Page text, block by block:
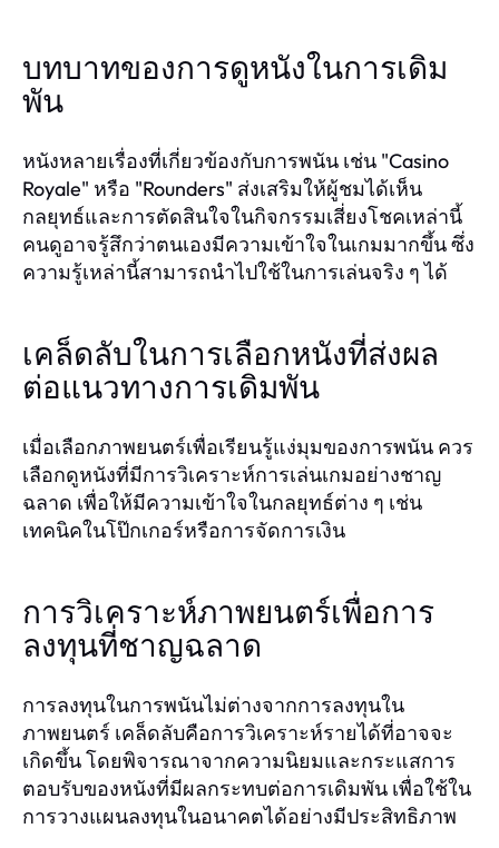
บทบาทของการดูหนังในการเดิม
พัน
หนังหลายเรื่องที่เกี่ยวข้องกับการพนัน เช่น "Casino
Royale" หรือ "Rounders" ส่งเสริมให้ผู้ชมได้เห็น
กลยุทธ์และการตัดสินใจในกิจกรรมเสี่ยงโชคเหล่านี้
คนดูอาจรู้สึกว่าตนเองมีความเข้าใจในเกมมากขึ้น ซึ่ง
ความรู้เหล่านี้สามารถนำไปใช้ในการเล่นจริง ๆ ได้
เคล็ดลับในการเลือกหนังที่ส่งผล
ต่อแนวทางการเดิมพัน
เมื่อเลือกภาพยนตร์เพื่อเรียนรู้แง่มุมของการพนัน ควร
เลือกดูหนังที่มีการวิเคราะห์การเล่นเกมอย่างชาญ
ฉลาด เพื่อให้มีความเข้าใจในกลยุทธ์ต่าง ๆ เช่น
เทคนิคในโป๊กเกอร์หรือการจัดการเงิน
การวิเคราะห์ภาพยนตร์เพื่อการ
ลงทุนที่ชาญฉลาด
การลงทุนในการพนันไม่ต่างจากการลงทุนใน
ภาพยนตร์ เคล็ดลับคือการวิเคราะห์รายได้ที่อาจจะ
เกิดขึ้น โดยพิจารณาจากความนิยมและกระแสการ
ตอบรับของหนังที่มีผลกระทบต่อการเดิมพัน เพื่อใช้ใน
การวางแผนลงทุนในอนาคตได้อย่างมีประสิทธิภาพ